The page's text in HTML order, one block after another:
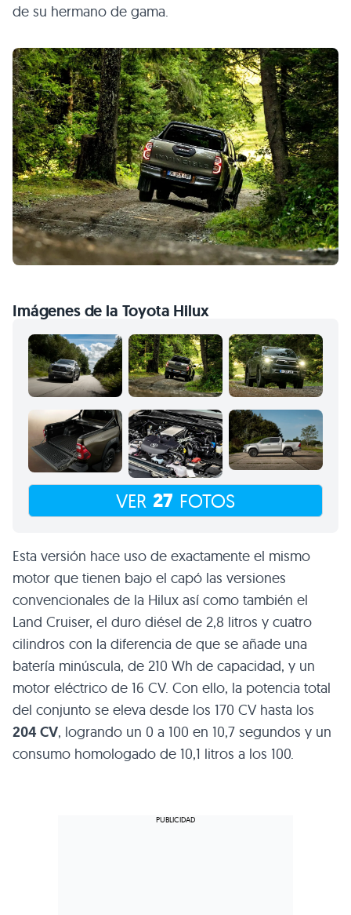
de su hermano de gama.
Imágenes de la Toyota Hilux
VER 27 FOTOS
Esta versión hace uso de exactamente el mismo
motor que tienen bajo el capó las versiones
convencionales de la Hilux así como también el
Land Cruiser, el duro diésel de 2,8 litros y cuatro
cilindros con la diferencia de que se añade una
batería minúscula, de 210 Wh de capacidad, y un
motor eléctrico de 16 CV. Con ello, la potencia total
del conjunto se eleva desde los 170 CV hasta los
204 CV, logrando un 0 a 100 en 10,7 segundos y un
consumo homologado de 10,1 litros a los 100.